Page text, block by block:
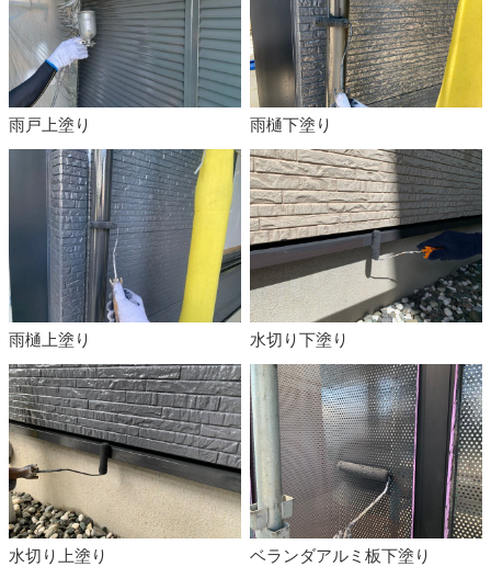
雨戸上塗り 雨樋下塗り
雨樋上塗り 水切り下塗り
水切り上塗り ベランダアルミ板下塗り